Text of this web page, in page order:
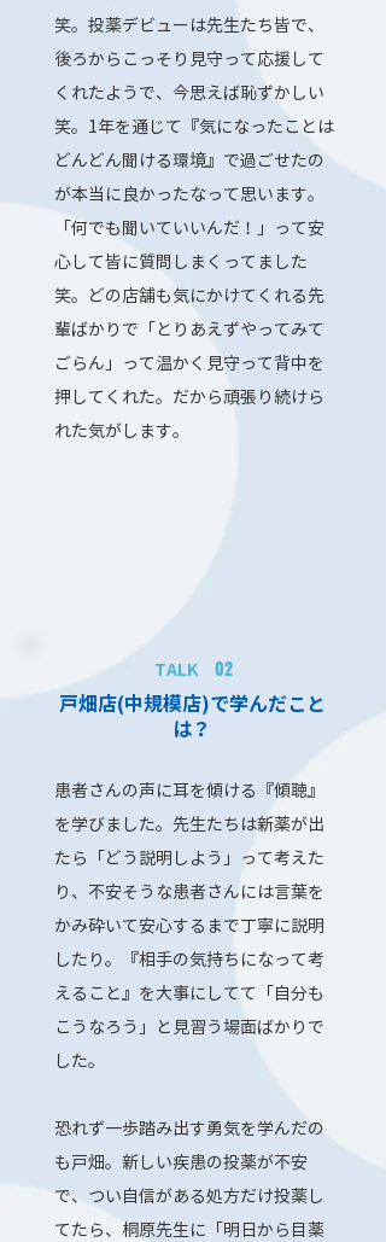
笑。投薬デビューは先生たち皆で、
後ろからこっそり見守って応援して
くれたようで、今思えば恥ずかしい
笑。1年を通じて『気になったことは
どんどん聞ける環境』で過ごせたの
が本当に良かったなって思います。
「何でも聞いていいんだ！」って安
心して皆に質問しまくってました
笑。どの店舗も気にかけてくれる先
輩ばかりで「とりあえずやってみて
ごらん」って温かく見守って背中を
押してくれた。だから頑張り続けら
れた気がします。
TALK 02
戸畑店(中規模店)で学んだこと
は？
患者さんの声に耳を傾ける『傾聴』
を学びました。先生たちは新薬が出
たら「どう説明しよう」って考えた
り、不安そうな患者さんには言葉を
かみ砕いて安心するまで丁寧に説明
したり。『相手の気持ちになって考
えること』を大事にしてて「自分も
こうなろう」と見習う場面ばかりで
した。
恐れず一歩踏み出す勇気を学んだの
も戸畑。新しい疾患の投薬が不安
で、つい自信がある処方だけ投薬し
てたら、桐原先生に「明日から目薬